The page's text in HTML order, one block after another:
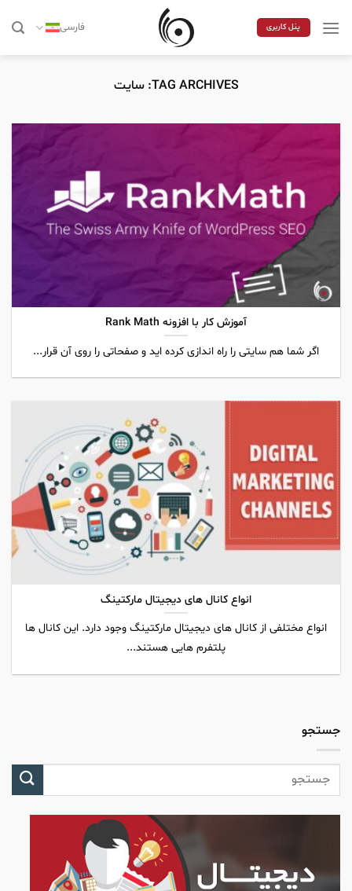
پنل کاربری فارسی
TAG ARCHIVES: سایت
آموزش کار با افزونه Rank Math
اگر شما هم سایتی را راه اندازی کرده اید و صفحاتی را روی آن قرار...
انواع کانال های دیجیتال مارکتینگ
انواع مختلفی از کانال های دیجیتال مارکتینگ وجود دارد. این کانال ها
پلتفرم هایی هستند...
جستجو